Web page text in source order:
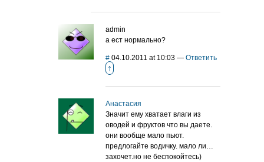
admin
а ест нормально?
# 04.10.2011 at 10:03 — Ответить
↑
Анастасия
Значит ему хватает влаги из
оводей и фруктов что вы даете.
они вообще мало пьют.
предлогайте водичку. мало ли…
захочет.но не беспокойтесь)